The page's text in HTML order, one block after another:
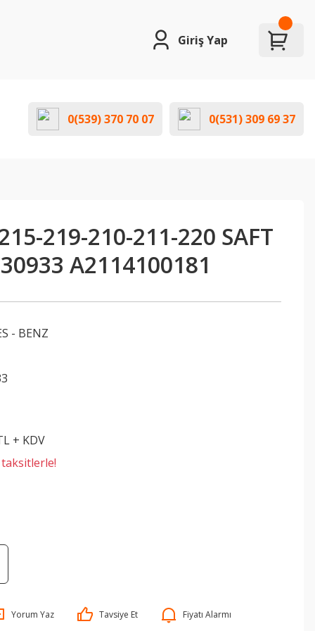
Giriş Yap
0(539) 370 70 07 0(531) 309 69 37
219-210-211-220 SAFT
A2114100181
- BENZ
+ KDV
Yorum Yaz Tavsiye Et Fiyatı Alarmı